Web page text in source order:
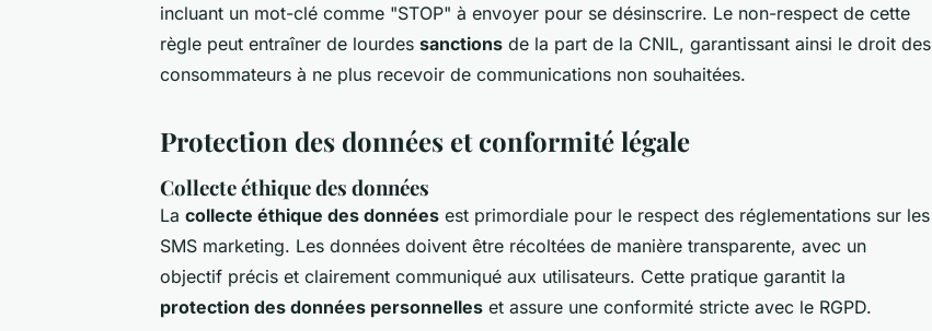
incluant un mot-clé comme "STOP" à envoyer pour se désinscrire. Le non-respect de cette
règle peut entraîner de lourdes sanctions de la part de la CNIL, garantissant ainsi le droit des
consommateurs à ne plus recevoir de communications non souhaitées.
Protection des données et conformité légale
Collecte éthique des données
La collecte éthique des données est primordiale pour le respect des réglementations sur les
SMS marketing. Les données doivent être récoltées de manière transparente, avec un
objectif précis et clairement communiqué aux utilisateurs. Cette pratique garantit la
protection des données personnelles et assure une conformité stricte avec le RGPD.